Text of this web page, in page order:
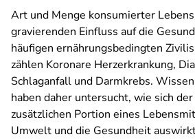
Art und Menge konsumierter
gravierenden Einfluss auf die
häufigen ernährungsbedingten
zählen Koronare Herzerkrankung,
Schlaganfall und Darmkrebs.
haben daher untersucht, wie sich
zusätzlichen Portion eines
Umwelt und die Gesundheit